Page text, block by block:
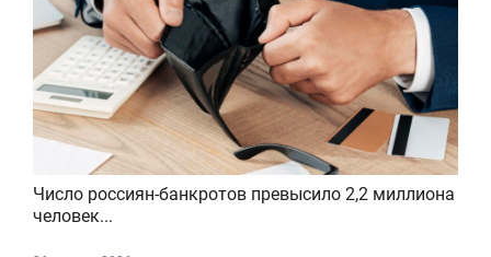
Число россиян-банкротов превысило 2,2 миллиона
человек...